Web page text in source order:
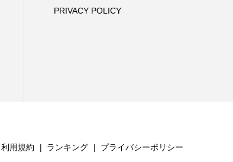
PRIVACY POLICY
利用規約 ランキング プライバシーポリシー